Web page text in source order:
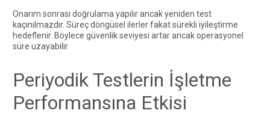
Onarım sonrası doğrulama yapılır ancak yeniden test
kaçınılmazdır. Süreç döngüsel ilerler fakat sürekli iyileştirme
hedeflenir. Böylece güvenlik seviyesi artar ancak operasyonel
süre uzayabilir.
Periyodik Testlerin İşletme
Performansına Etkisi